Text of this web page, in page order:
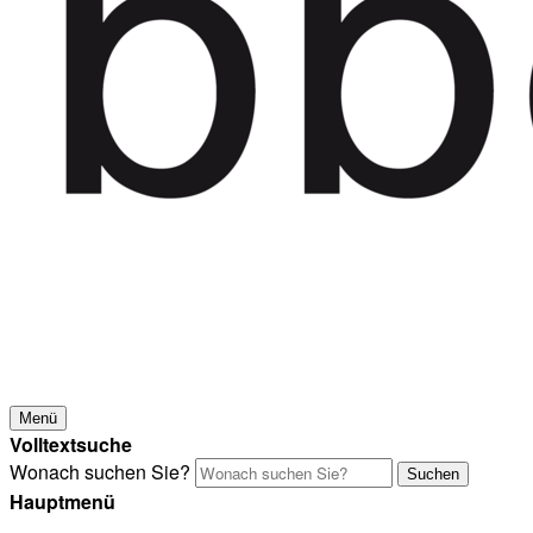
Menü
Volltextsuche
Wonach suchen Sie?
Suchen
Hauptmenü